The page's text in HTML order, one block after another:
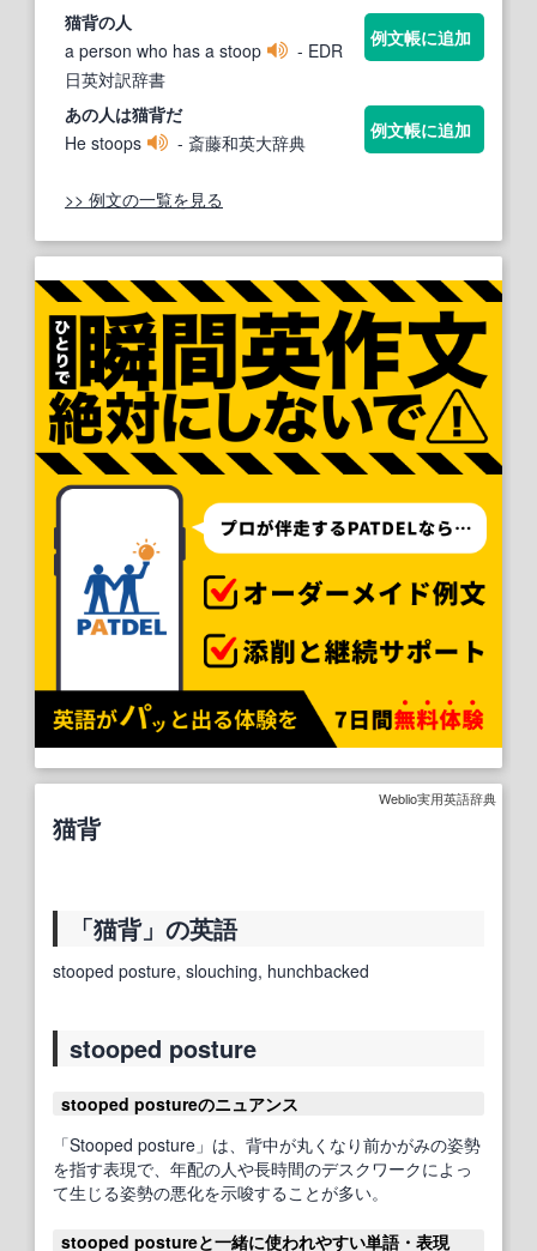
猫背の人
a person who has a stoop
- EDR
日英対訳辞書
例文帳に追加
あの人は猫背だ
He stoops
- 斎藤和英大辞典
例文帳に追加
>> 例文の一覧を見る
Weblio実用英語辞典
猫背
「猫背」の英語
stooped posture, slouching, hunchbacked
stooped posture
stooped postureのニュアンス
「Stooped posture」は、背中が丸くなり前かがみの姿勢
を指す表現で、年配の人や長時間のデスクワークによっ
て生じる姿勢の悪化を示唆することが多い。
stooped postureと一緒に使われやすい単語・表現